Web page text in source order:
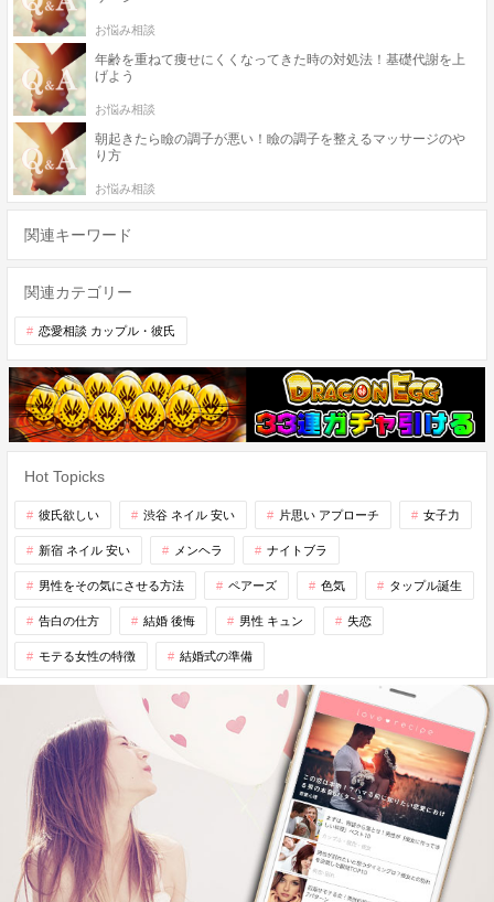
お悩み相談
年齢を重ねて痩せにくくなってきた時の対処法！基礎代謝を上
げよう
お悩み相談
朝起きたら瞼の調子が悪い！瞼の調子を整えるマッサージのや
り方
お悩み相談
関連キーワード
関連カテゴリー
恋愛相談 カップル・彼氏
Hot Topicks
彼氏欲しい 渋谷 ネイル 安い 片思い アプローチ 女子力
新宿 ネイル 安い メンヘラ ナイトブラ
男性をその気にさせる方法 ペアーズ 色気 タップル誕生
告白の仕方 結婚 後悔 男性 キュン 失恋
モテる女性の特徴 結婚式の準備